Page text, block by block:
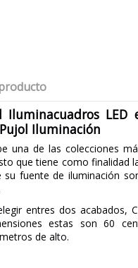
Iluminacuadros LED
Iluminación
una de las colecciones
que tiene como finalidad
su fuente de iluminación
entres dos acabados,
estas son 60
de alto.